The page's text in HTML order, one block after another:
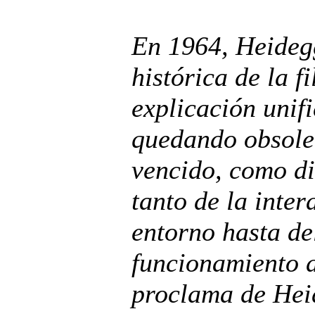
En 1964,
histórica de la
explicación
quedando
vencido, como
tanto de la
entorno hasta
funcionamiento
proclama de